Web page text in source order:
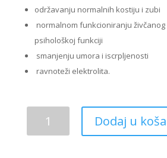
održavanju normalnih kostiju i zubi
normalnom funkcioniranju
psihološkoj funkciji
smanjenju umora i iscrpljenosti
ravnoteži elektrolita.
Magnezijum
400
Dodaj u